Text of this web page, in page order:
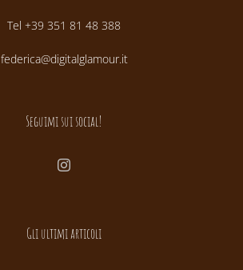
Tel +39 351 81 48 388
federica@digitalglamour.it
Seguimi sui social!
Gli ultimi articoli